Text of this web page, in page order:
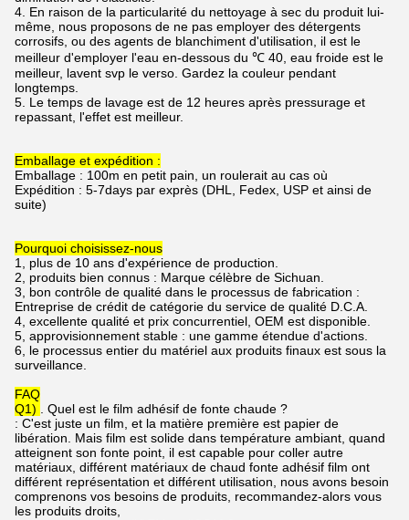
4. En raison de la particularité du nettoyage à sec du produit lui-
même, nous proposons de ne pas employer des détergents
corrosifs, ou des agents de blanchiment d'utilisation, il est le
meilleur d'employer l'eau en-dessous du ℃ 40, eau froide est le
meilleur, lavent svp le verso. Gardez la couleur pendant
longtemps.
5. Le temps de lavage est de 12 heures après pressurage et
repassant, l'effet est meilleur.
Emballage et expédition :
Emballage : 100m en petit pain, un roulerait au cas où
Expédition : 5-7days par exprès (DHL, Fedex, USP et ainsi de
suite)
Pourquoi choisissez-nous
1, plus de 10 ans d'expérience de production.
2, produits bien connus : Marque célèbre de Sichuan.
3, bon contrôle de qualité dans le processus de fabrication :
Entreprise de crédit de catégorie du service de qualité D.C.A.
4, excellente qualité et prix concurrentiel, OEM est disponible.
5, approvisionnement stable : une gamme étendue d'actions.
6, le processus entier du matériel aux produits finaux est sous la
surveillance.
FAQ
Q1)
. Quel est le film adhésif de fonte chaude ?
: C'est juste un film, et la matière première est papier de
libération. Mais film est solide dans température ambiant, quand
atteignent son fonte point, il est capable pour coller autre
matériaux, différent matériaux de chaud fonte adhésif film ont
différent représentation et différent utilisation, nous avons besoin
comprenons vos besoins de produits, recommandez-alors vous
les produits droits,